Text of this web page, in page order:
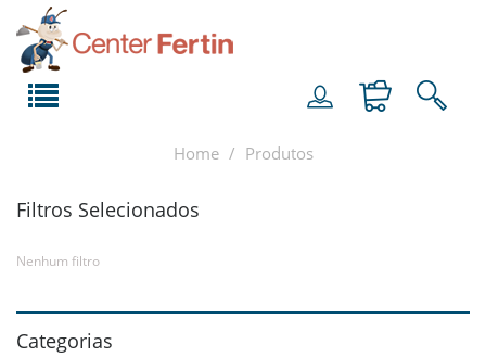
Home Produtos
Filtros Selecionados
Nenhum filtro
Categorias